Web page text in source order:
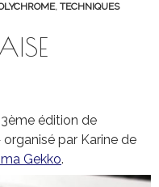
, TECHNIQUES
3ème édition de
organisé par Karine de
Gekko.